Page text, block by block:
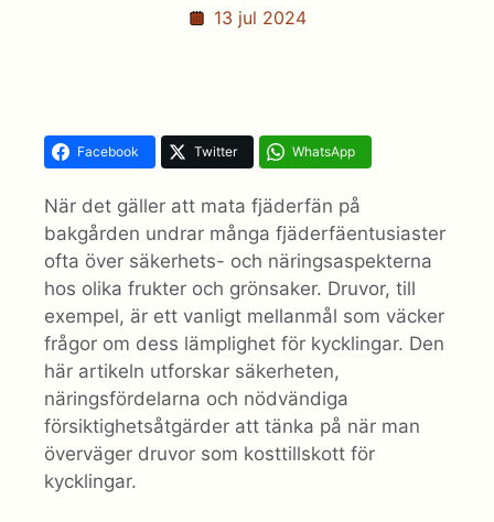
13 jul 2024
Facebook Twitter WhatsApp
När det gäller att mata fjäderfän på
bakgården undrar många fjäderfäentusiaster
ofta över säkerhets- och näringsaspekterna
hos olika frukter och grönsaker. Druvor, till
exempel, är ett vanligt mellanmål som väcker
frågor om dess lämplighet för kycklingar. Den
här artikeln utforskar säkerheten,
näringsfördelarna och nödvändiga
försiktighetsåtgärder att tänka på när man
överväger druvor som kosttillskott för
kycklingar.